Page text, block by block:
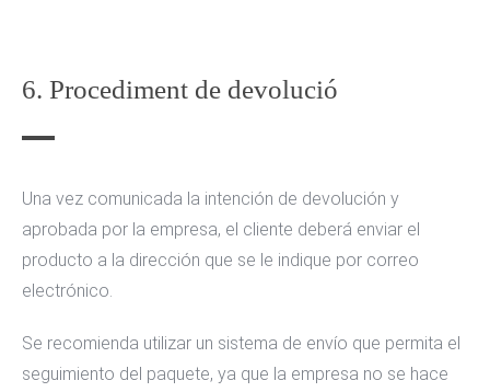
6. Procediment de devolució
Una vez comunicada la intención de devolución y
aprobada por la empresa, el cliente deberá enviar el
producto a la dirección que se le indique por correo
electrónico.
Se recomienda utilizar un sistema de envío que permita el
seguimiento del paquete, ya que la empresa no se hace